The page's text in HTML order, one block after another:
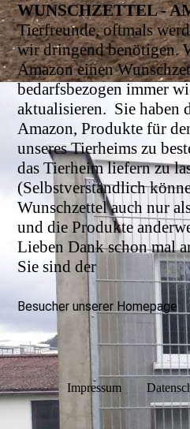
WUNSCHZETTEL -
Tierfreunde, oftmals
wir dringend benötigen.
Amazon einen
bedarfsbezogen immer
aktualisieren. Sie haben
Amazon, Produkte für
unseres Tierheims zu
das Tierheim liefern zu
(Selbstverständlich
Wunschzettel auch nur
und die Produkte
Lieben Dank schon mal
Sie sind der
Besucher unserer Homepage
Impressum